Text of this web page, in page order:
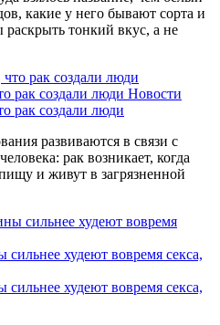
какие у него бывают сорта и
раскрыть тонкий вкус, а не
рак создали люди Новости
рак создали люди
развиваются в связи с
рак возникает, когда
и живут в загрязненной
худеют вовремя секса,
худеют вовремя секса,